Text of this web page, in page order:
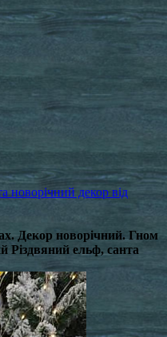
новорічний декор від
Декор новорічний. Гном
Різдвяний ельф, санта